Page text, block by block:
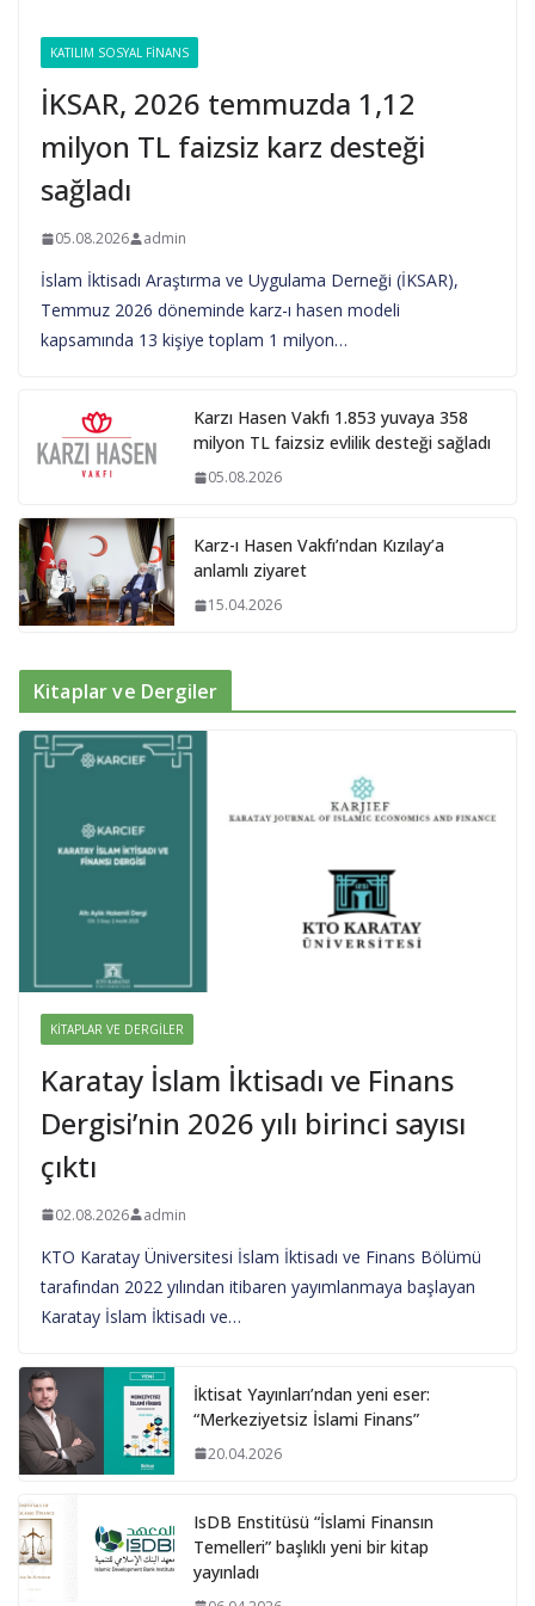
KATILIM SOSYAL FINANS
İKSAR, 2026 temmuzda 1,12
milyon TL faizsiz karz desteği
sağladı
05.08.2026 admin
İslam İktisadı Araştırma ve Uygulama Derneği (İKSAR),
Temmuz 2026 döneminde karz-ı hasen modeli
kapsamında 13 kişiye toplam 1 milyon…
Karzı Hasen Vakfı 1.853 yuvaya 358
milyon TL faizsiz evlilik desteği sağladı
05.08.2026
Karz-ı Hasen Vakfı’ndan Kızılay’a
anlamlı ziyaret
15.04.2026
Kitaplar ve Dergiler
KITAPLAR VE DERGILER
Karatay İslam İktisadı ve Finans
Dergisi’nin 2026 yılı birinci sayısı
çıktı
02.08.2026 admin
KTO Karatay Üniversitesi İslam İktisadı ve Finans Bölümü
tarafından 2022 yılından itibaren yayımlanmaya başlayan
Karatay İslam İktisadı ve…
İktisat Yayınları’ndan yeni eser:
“Merkeziyetsiz İslami Finans”
20.04.2026
IsDB Enstitüsü “İslami Finansın
Temelleri” başlıklı yeni bir kitap
yayınladı